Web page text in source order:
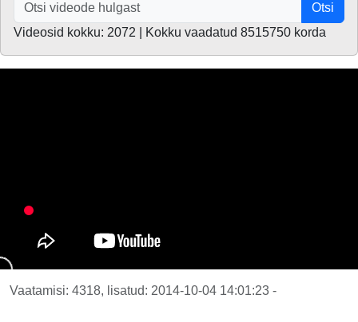
Otsi
Videosid kokku: 2072 | Kokku vaadatud 8515750 korda
Vaatamisi: 4318, lisatud: 2014-10-04 14:01:23 -